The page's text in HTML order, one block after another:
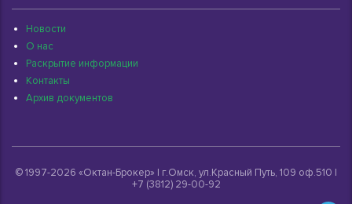
Новости
О нас
Раскрытие информации
Контакты
Архив документов
© 1997-2026 «Октан-Брокер» | г.Омск, ул.Красный Путь, 109 оф.510 |
+7 (3812) 29-00-92